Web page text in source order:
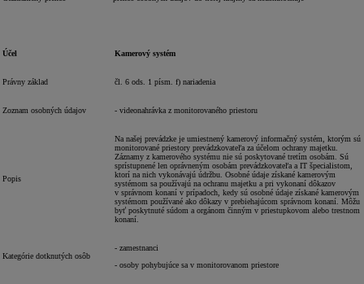
Účel Kamerový systém
Právny základ čl. 6 ods. 1 písm. f) nariadenia
Zoznam osobných údajov - videonahrávka z monitorovaného priestoru
Popis
Na našej prevádzke je umiestnený kamerový informačný systém, ktorým sú
monitorované priestory prevádzkovateľa za účelom ochrany majetku.
Záznamy z kamerového systému nie sú poskytované tretím osobám. Sú
sprístupnené len oprávneným osobám prevádzkovateľa a IT špecialistom,
ktorí na nich vykonávajú údržbu. Osobné údaje získané kamerovým
systémom sa používajú na ochranu majetku a pri vykonaní dôkazov
v správnom konaní v prípadoch, kedy sú osobné údaje získané kamerovým
systémom používané ako dôkazy v prebiehajúcom správnom konaní. Môžu
byť poskytnuté súdom a orgánom činným v priestupkovom alebo trestnom
konaní.
Kategórie dotknutých osôb
- zamestnanci
- osoby pohybujúce sa v monitorovanom priestore